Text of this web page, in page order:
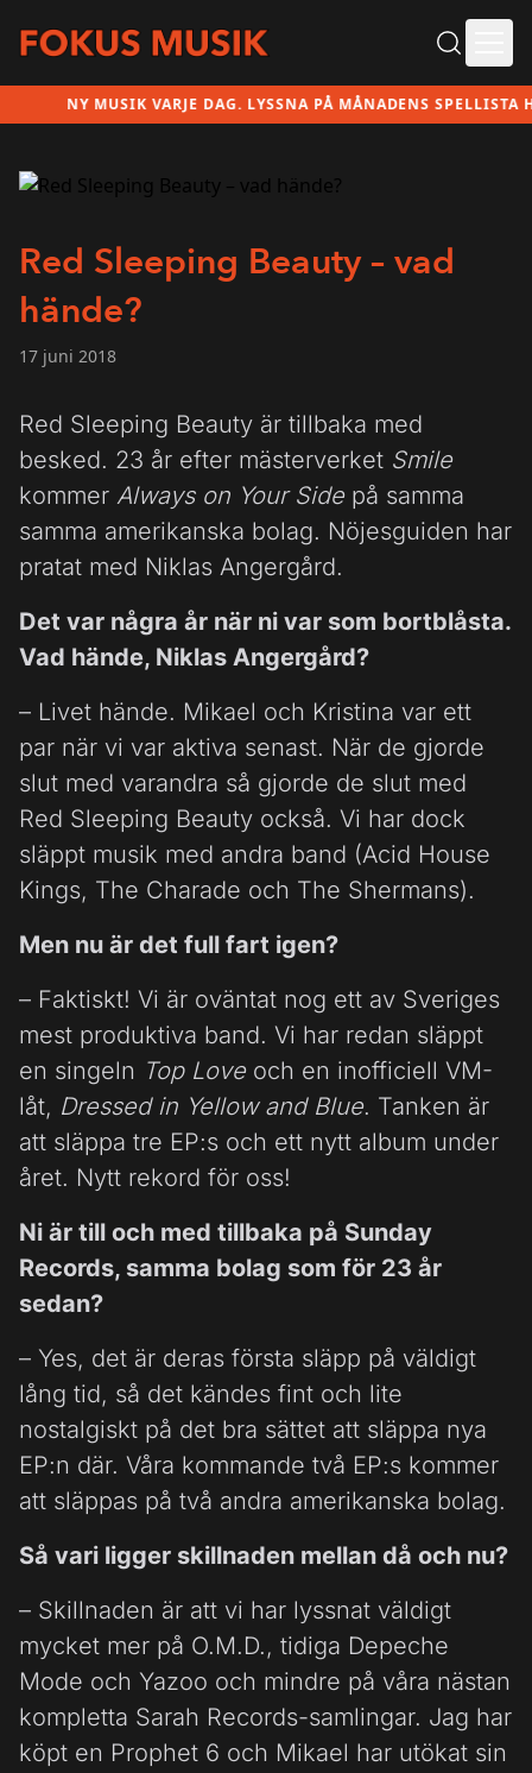
NY MUSIK VARJE DAG. LYSSNA PÅ MÅNADENS SPELLISTA HÄR!
Red Sleeping Beauty – vad
hände?
17 juni 2018
Red Sleeping Beauty är tillbaka med
besked. 23 år efter mästerverket Smile
kommer Always on Your Sidepå samma
samma amerikanska bolag. Nöjesguiden har
pratat med Niklas Angergård.
Det var några år när ni var som bortblåsta.
Vad hände, Niklas Angergård?
– Livet hände. Mikael och Kristina var ett
par när vi var aktiva senast. När de gjorde
slut med varandra så gjorde de slut med
Red Sleeping Beauty också. Vi har dock
släppt musik med andra band (Acid House
Kings, The Charade och The Shermans).
Men nu är det full fart igen?
– Faktiskt! Vi är oväntat nog ett av Sveriges
mest produktiva band. Vi har redan släppt
en singeln Top Loveoch en inofficiell VM-
låt, Dressed in Yellow and Blue. Tanken är
att släppa tre EP:s och ett nytt album under
året. Nytt rekord för oss!
Ni är till och med tillbaka på Sunday
Records, samma bolag som för 23 år
sedan?
– Yes, det är deras första släpp på väldigt
lång tid, så det kändes fint och lite
nostalgiskt på det bra sättet att släppa nya
EP:n där. Våra kommande två EP:s kommer
att släppas på två andra amerikanska bolag.
Så vari ligger skillnaden mellan då och nu?
– Skillnaden är att vi har lyssnat väldigt
mycket mer på O.M.D., tidiga Depeche
Mode och Yazoo och mindre på våra nästan
kompletta Sarah Records-samlingar. Jag har
köpt en Prophet 6 och Mikael har utökat sin